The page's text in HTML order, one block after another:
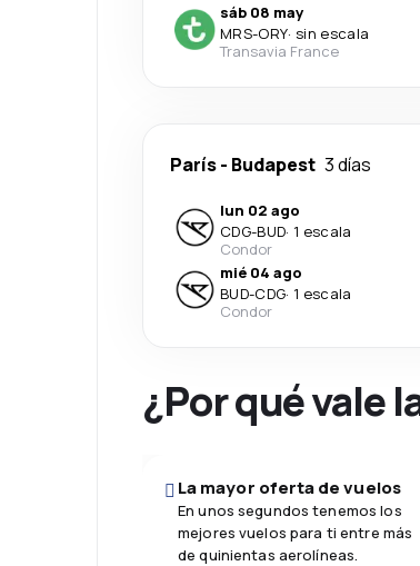
sáb 08 may
MRS-ORY· sin escala
Transavia France
París- Budapest 3 días
lun 02 ago
CDG-BUD· 1 escala
Condor
mié 04 ago
BUD-CDG· 1 escala
Condor
¿Por qué vale
La mayor oferta de vuelos
En unos segundos tenemos los
mejores vuelos para ti entre más
de quinientas aerolíneas.